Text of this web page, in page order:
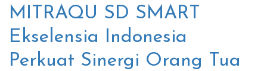
MITRAQU SD SMART
Ekselensia Indonesia
Perkuat Sinergi Orang Tua